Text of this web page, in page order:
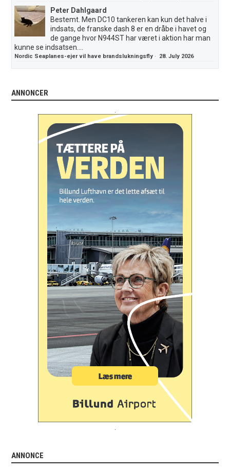
Peter Dahlgaard
Bestemt. Men DC10 tankeren kan kun det halve i
indsats, de franske dash 8 er en dråbe i havet og
de gange hvor N944ST har været i aktion har man
kunne se indsatsen....
Nordic Seaplanes-ejer vil have brandslukningsfly · 28. July 2026
ANNONCER
ANNONCE